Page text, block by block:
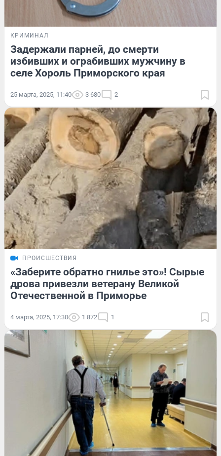
КРИМИНАЛ
Задержали парней, до смерти
избивших и ограбивших мужчину в
селе Хороль Приморского края
25 марта, 2025, 11:40 3 680 2
ПРОИСШЕСТВИЯ
«Заберите обратно гнилье это»! Сырые
дрова привезли ветерану Великой
Отечественной в Приморье
4 марта, 2025, 17:30 1 872 1